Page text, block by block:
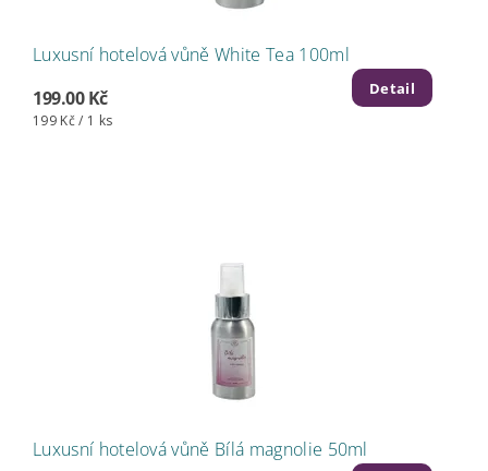
Luxusní hotelová vůně White Tea 100ml
199.00 Kč
199 Kč / 1 ks
Detail
Luxusní hotelová vůně Bílá magnolie 50ml